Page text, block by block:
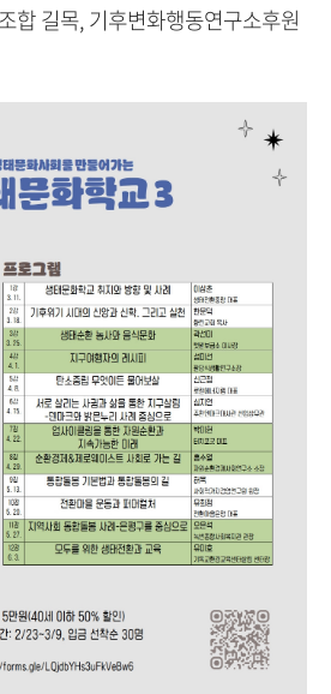
합 길목, 기후변화행동연구소후원